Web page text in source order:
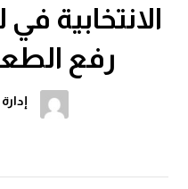
الانتخابية في
رفع